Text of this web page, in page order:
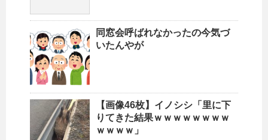
同窓会呼ばれなかったの今気づ
いたんやが
【画像46枚】イノシシ「里に下
りてきた結果ｗｗｗｗｗｗｗｗ
ｗｗｗｗ」